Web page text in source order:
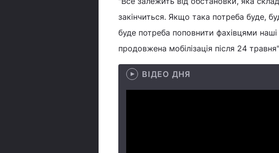
закінчиться. Якщо така потреба буде,
буде потреба поповнити фахівцями
продовжена мобілізація після 24
ВІДЕО ДНЯ